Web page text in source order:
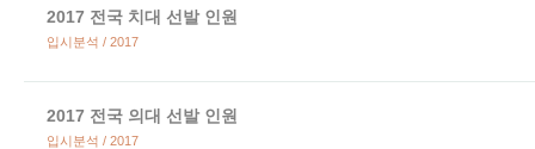
2017 전국 치대 선발 인원
입시분석 / 2017
2017 전국 의대 선발 인원
입시분석 / 2017